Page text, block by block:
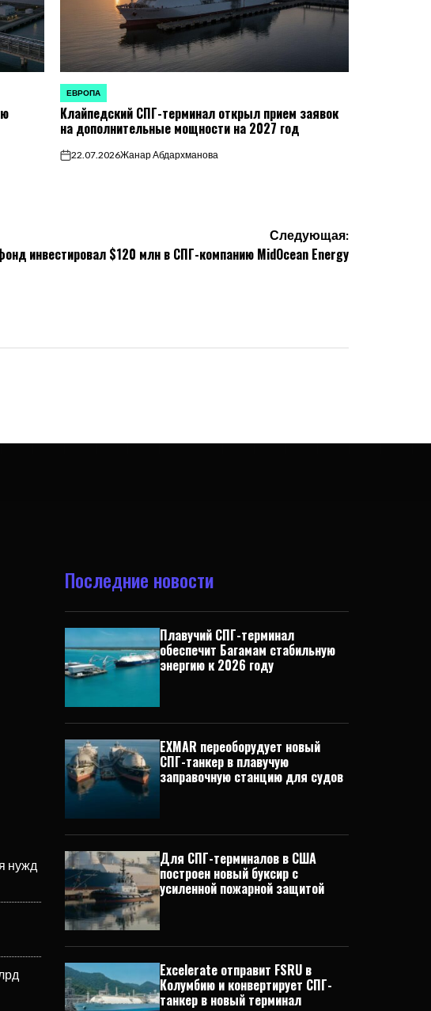
ОПУБЛИКОВАНО
В
ЕВРОПА
Клайпедский СПГ-терминал открыл прием заявок
на дополнительные мощности на 2027 год
on22.07.2026Жанар Абдархманова
Следующая:
инвестировал $120 млн в СПГ-компанию MidOcean Energy
нужд
Последние новости
Плавучий СПГ-терминал
обеспечит Багамам стабильную
энергию к 2026 году
EXMAR переоборудует новый
СПГ-танкер в плавучую
заправочную станцию для судов
Для СПГ-терминалов в США
построен новый буксир с
усиленной пожарной защитой
Excelerate отправит FSRU в
Колумбию и конвертирует СПГ-
танкер в новый терминал